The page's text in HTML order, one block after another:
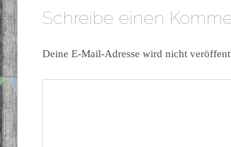
Schreibe einen
Deine E-Mail-Adresse wird nicht